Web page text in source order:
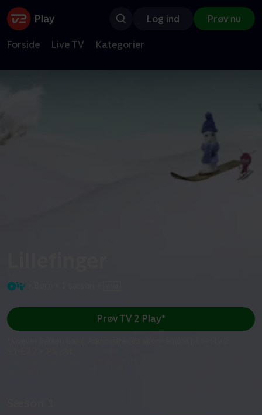
Log ind Prøv nu
Forside Live TV Kategorier
Prøv TV 2 Play*